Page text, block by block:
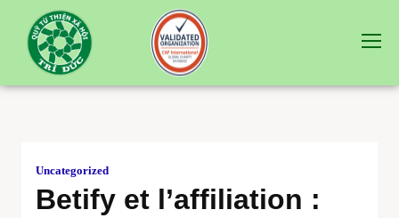
Uncategorized
Betify et l’affiliation :